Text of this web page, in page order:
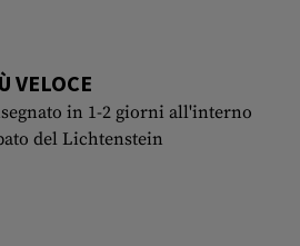
VELOCE
in 1-2 giorni all'interno
del Lichtenstein